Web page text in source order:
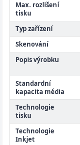
Max. rozlišení
tisku
Typ zařízení
Skenování
Popis výrobku
Standardní
kapacita média
Technologie
tisku
Technologie
Inkjet